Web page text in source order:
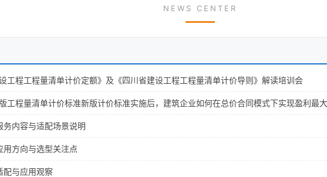
NEWS CENTER
工程工程量清单计价定额》及《四川省建设工程工程量清单计价导则》解读培训会
内容与适配场景说明
方向与选型关注点
配与应用观察